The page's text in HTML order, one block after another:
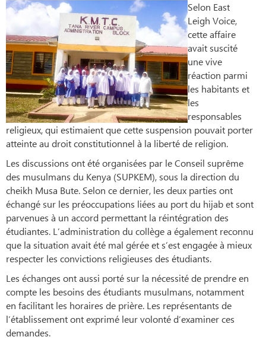
Selon East
Leigh Voice,
cette affaire
avait suscité
une vive
réaction parmi
les habitants et
les
responsables
religieux, qui estimaient que cette suspension pouvait porter
atteinte au droit constitutionnel à la liberté de religion.
Les discussions ont été organisées par le Conseil suprême
des musulmans du Kenya (SUPKEM), sous la direction du
cheikh Musa Bute. Selon ce dernier, les deux parties ont
échangé sur les préoccupations liées au port du hijab et sont
parvenues à un accord permettant la réintégration des
étudiantes. L’administration du collège a également reconnu
que la situation avait été mal gérée et s’est engagée à mieux
respecter les convictions religieuses des étudiants.
Les échanges ont aussi porté sur la nécessité de prendre en
compte les besoins des étudiants musulmans, notamment
en facilitant les horaires de prière. Les représentants de
l’établissement ont exprimé leur volonté d’examiner ces
demandes.